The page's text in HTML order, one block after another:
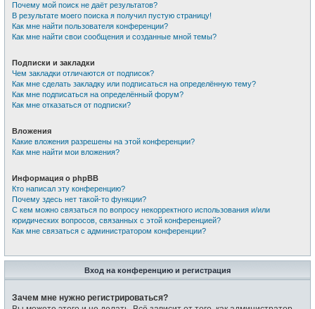
Почему мой поиск не даёт результатов?
В результате моего поиска я получил пустую страницу!
Как мне найти пользователя конференции?
Как мне найти свои сообщения и созданные мной темы?
Подписки и закладки
Чем закладки отличаются от подписок?
Как мне сделать закладку или подписаться на определённую тему?
Как мне подписаться на определённый форум?
Как мне отказаться от подписки?
Вложения
Какие вложения разрешены на этой конференции?
Как мне найти мои вложения?
Информация о phpBB
Кто написал эту конференцию?
Почему здесь нет такой-то функции?
С кем можно связаться по вопросу некорректного использования и/или
юридических вопросов, связанных с этой конференцией?
Как мне связаться с администратором конференции?
Вход на конференцию и регистрация
Зачем мне нужно регистрироваться?